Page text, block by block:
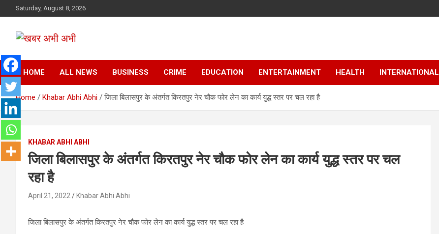
to
Saturday, August 8, 2026
खबर अभी अभी
HOME ALL NEWS BUSINESS CRIME EDUCATION ENTERTAINMENT HEALTH INTERNATIONAL
Home Khabar Abhi Abhi जिला बिलासपुर के अंतर्गत किरतपुर नेर चौक फोर लेन का कार्य युद्ध स्तर पर चल रहा है
KHABAR ABHI ABHI
जिला बिलासपुर के अंतर्गत किरतपुर नेर चौक फोर लेन का कार्य युद्ध स्तर पर चल
रहा है
April 21, 2022 Khabar Abhi Abhi
जिला बिलासपुर के अंतर्गत किरतपुर नेर चौक फोर लेन का कार्य युद्ध स्तर पर चल रहा है